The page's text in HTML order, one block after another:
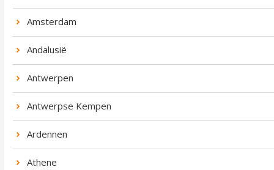
Amsterdam
Andalusië
Antwerpen
Antwerpse Kempen
Ardennen
Athene